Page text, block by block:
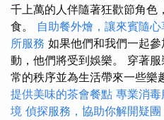
千上萬的人伴隨著狂歡節角色
食。 自助餐外燴，讓來賓隨
所服務 如果他們和我們一起
動，他們將受到娛樂。 穿著
常的秩序並為生活帶來一些樂
提供美味的茶會餐點 專業消
境 偵探服務，協助你解開疑團